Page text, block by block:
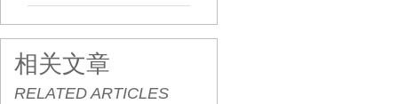
相关文章
RELATED ARTICLES